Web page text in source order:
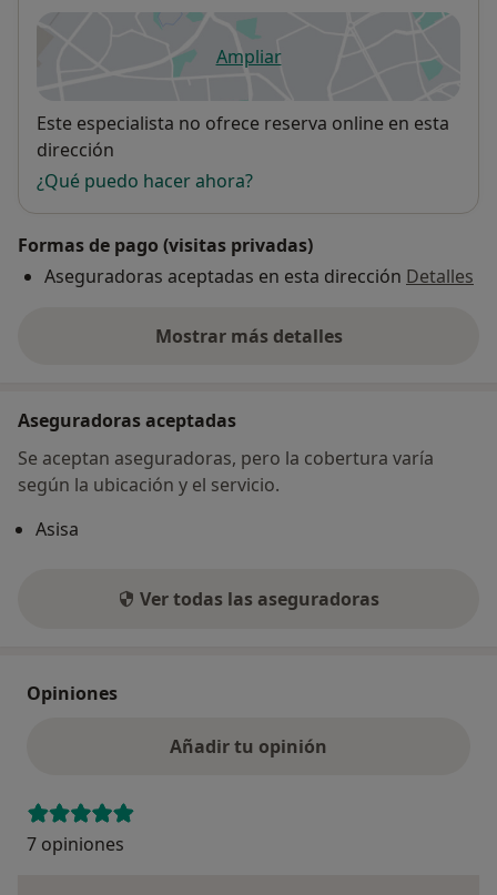
Ampliarse abre en una nueva
Disponibilidad
Este especialista no ofrece reserva online en esta
dirección
¿Qué puedo hacer ahora?
Formas de pago (visitas privadas)
Aseguradoras aceptadas en esta dirección Detalles
Mostrar más detalles
sobre la dirección
Aseguradoras aceptadas
Se aceptan aseguradoras, pero la cobertura varía
según la ubicación y el servicio.
Asisa
Ver todas las aseguradoras
Opiniones
Añadir tu opinión
7 opiniones